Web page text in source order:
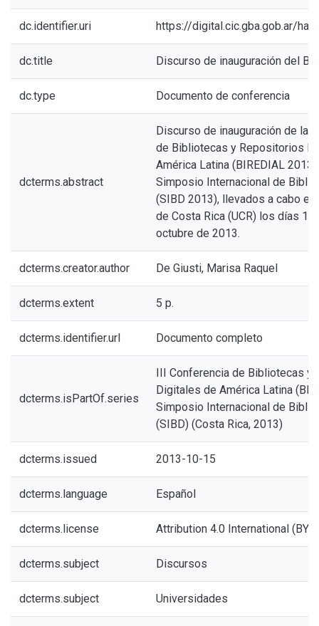
dc.identifier.uri https://digital.cic.gba.gob.ar/
dc.title Discurso de inauguración del
dc.type Documento de conferencia
dcterms.abstract
Discurso de inauguración de la
de Bibliotecas y Repositorios
América Latina (BIREDIAL
Simposio Internacional de
(SIBD 2013), llevados a cabo
de Costa Rica (UCR) los días
octubre de 2013.
dcterms.creator.author De Giusti, Marisa Raquel
dcterms.extent 5 p.
dcterms.identifier.url Documento completo
dcterms.isPartOf.series
III Conferencia de Bibliotecas y
Digitales de América Latina
Simposio Internacional de
(SIBD) (Costa Rica, 2013)
dcterms.issued 2013-10-15
dcterms.language Español
dcterms.license Attribution 4.0 International (BY
dcterms.subject Discursos
dcterms.subject Universidades